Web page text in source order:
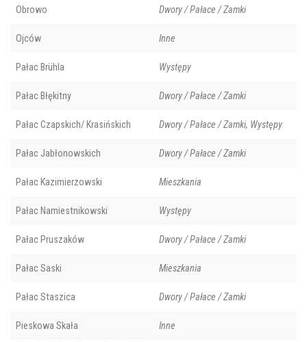
Obrowo Dwory / Pałace / Zamki
Ojców Inne
Pałac Brühla Występy
Pałac Błękitny Dwory / Pałace / Zamki
Pałac Czapskich/ Krasińskich Dwory / Pałace / Zamki, Występy
Pałac Jabłonowskich Dwory / Pałace / Zamki
Pałac Kazimierzowski Mieszkania
Pałac Namiestnikowski Występy
Pałac Pruszaków Dwory / Pałace / Zamki
Pałac Saski Mieszkania
Pałac Staszica Dwory / Pałace / Zamki
Pieskowa Skała Inne